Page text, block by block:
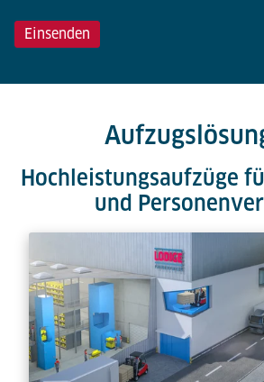
Hochleistungsaufzüge
und